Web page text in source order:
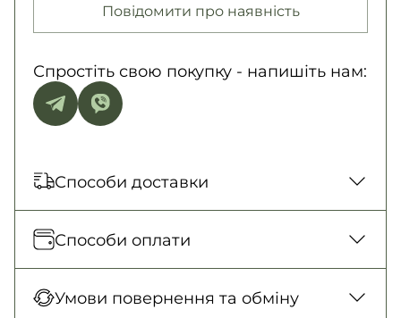
Повідомити про наявність
Спростіть свою покупку - напишіть нам:
Способи доставки
Відправка кожного дня. Післяплата тільки
на замовлення від 500 грн
150 грн. / 1-2 дні
Способи оплати
карткою у відділенні, Безготівковими для
Умови повернення та обміну